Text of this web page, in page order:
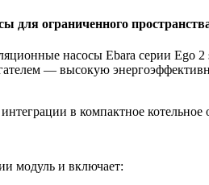
для ограниченного
насосы Ebara серии Ego
— высокую
в компактное
модуль и включает: